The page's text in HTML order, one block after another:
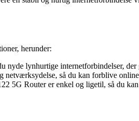
herunder:
nyde lynhurtige internetforbindelser,
netværksydelse, så du kan forblive
5G Router er enkel og ligetil, så du